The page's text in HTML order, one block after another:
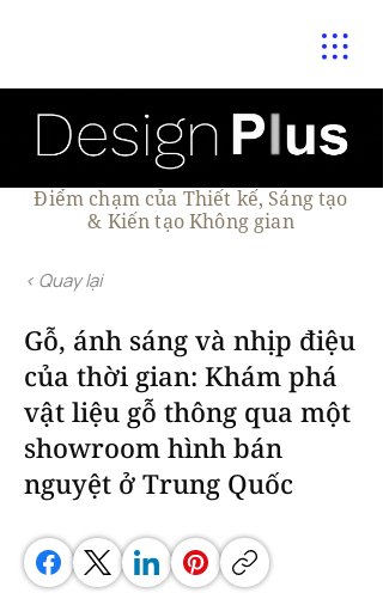
Điểm chạm của Thiết kế, Sáng tạo
& Kiến tạo Không gian
< Quay lại
Gỗ, ánh sáng và nhịp điệu
của thời gian: Khám phá
vật liệu gỗ thông qua một
showroom hình bán
nguyệt ở Trung Quốc